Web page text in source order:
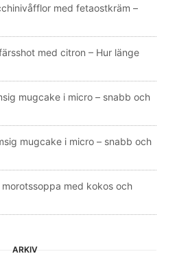
med fetaostkräm –
med citron – Hur länge
mugcake i micro – snabb och
mugcake i micro – snabb och
med kokos och
ARKIV